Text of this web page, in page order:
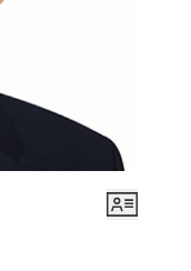
trappe op til førstesalen
etager. En stor
tre verdenshjørner samt
et flot designerkøkken
Her spiller stil og
et stort værelse og et